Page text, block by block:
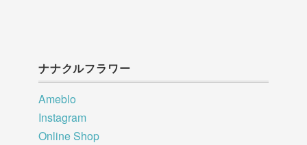
ナナクルフラワー
Ameblo
Instagram
Online Shop